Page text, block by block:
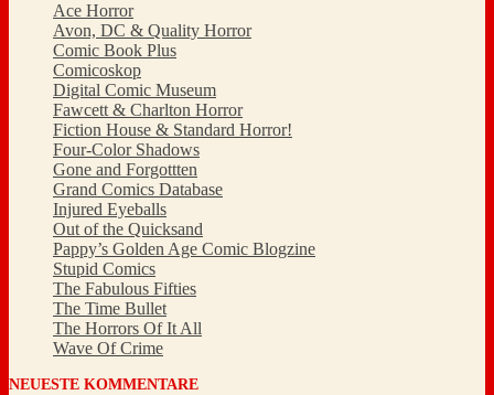
Ace Horror
Avon, DC & Quality Horror
Comic Book Plus
Comicoskop
Digital Comic Museum
Fawcett & Charlton Horror
Fiction House & Standard Horror!
Four-Color Shadows
Gone and Forgottten
Grand Comics Database
Injured Eyeballs
Out of the Quicksand
Pappy’s Golden Age Comic Blogzine
Stupid Comics
The Fabulous Fifties
The Time Bullet
The Horrors Of It All
Wave Of Crime
NEUESTE KOMMENTARE